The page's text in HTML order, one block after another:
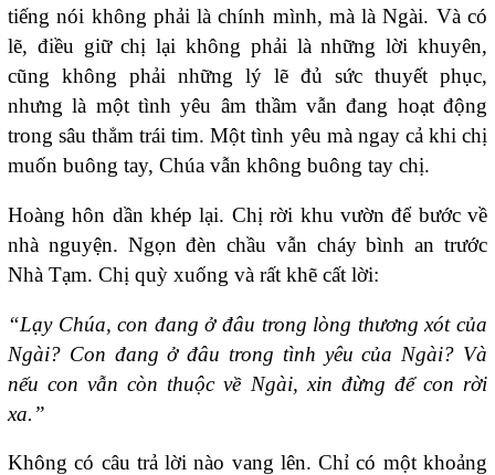
tiếng nói không phải là chính mình, mà là Ngài. Và có
lẽ, điều giữ chị lại không phải là những lời khuyên,
cũng không phải những lý lẽ đủ sức thuyết phục,
nhưng là một tình yêu âm thầm vẫn đang hoạt động
trong sâu thẳm trái tim. Một tình yêu mà ngay cả khi chị
muốn buông tay, Chúa vẫn không buông tay chị.
Hoàng hôn dần khép lại. Chị rời khu vườn để bước về
nhà nguyện. Ngọn đèn chầu vẫn cháy bình an trước
Nhà Tạm. Chị quỳ xuống và rất khẽ cất lời:
“Lạy Chúa, con đang ở đâu trong lòng thương xót của
Ngài? Con đang ở đâu trong tình yêu của Ngài? Và
nếu con vẫn còn thuộc về Ngài, xin đừng để con rời
xa.”
Không có câu trả lời nào vang lên. Chỉ có một khoảng